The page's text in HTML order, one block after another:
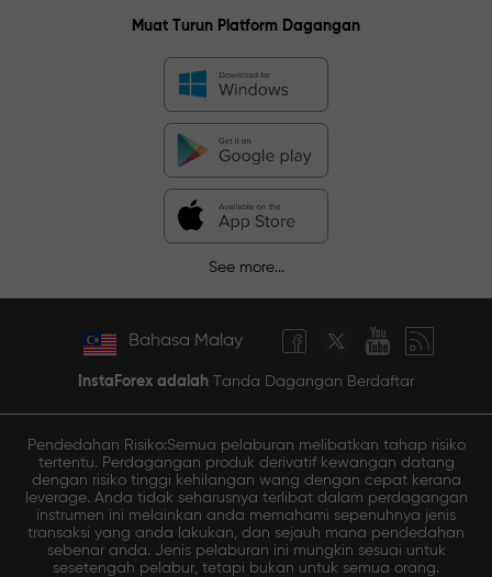
Muat Turun Platform Dagangan
See more...
Bahasa Malay
InstaForex adalah Tanda Dagangan Berdaftar
Pendedahan Risiko:Semua pelaburan melibatkan tahap risiko
tertentu. Perdagangan produk derivatif kewangan datang
dengan risiko tinggi kehilangan wang dengan cepat kerana
leverage. Anda tidak seharusnya terlibat dalam perdagangan
instrumen ini melainkan anda memahami sepenuhnya jenis
transaksi yang anda lakukan, dan sejauh mana pendedahan
sebenar anda. Jenis pelaburan ini mungkin sesuai untuk
sesetengah pelabur, tetapi bukan untuk semua orang.